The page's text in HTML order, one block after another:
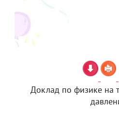
Доклад по физике на